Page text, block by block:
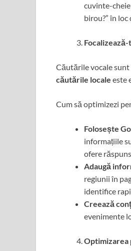
cuvinte-
birou?” în loc
Căutările vocale sunt
căutările locale este
Cum să optimizezi
Folosește
informațiile
ofere
Adaugă
regiunii în
identifice
Creează
evenimente
Optimizarea